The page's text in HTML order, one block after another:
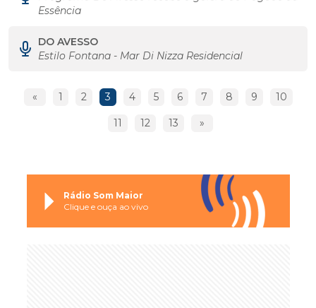
Essência
DO AVESSO
Estilo Fontana - Mar Di Nizza Residencial
« 1 2 3 4 5 6 7 8 9 10
11 12 13 »
Rádio Som Maior
Clique e ouça ao vivo